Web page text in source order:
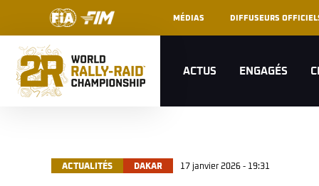
MÉDIAS DIFFUSEURS
ACTUS ENGAGÉS
ACTUALITÉS DAKAR 17 janvier 2026 - 19:31